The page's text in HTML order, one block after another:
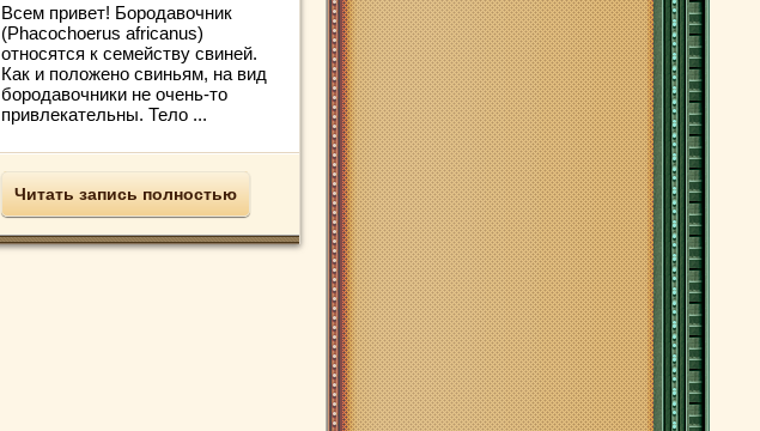
Всем привет! Бородавочник
(Phacochoerus africanus)
относятся к семейству свиней.
Как и положено свиньям, на вид
бородавочники не очень-то
привлекательны. Тело ...
Читать запись полностью